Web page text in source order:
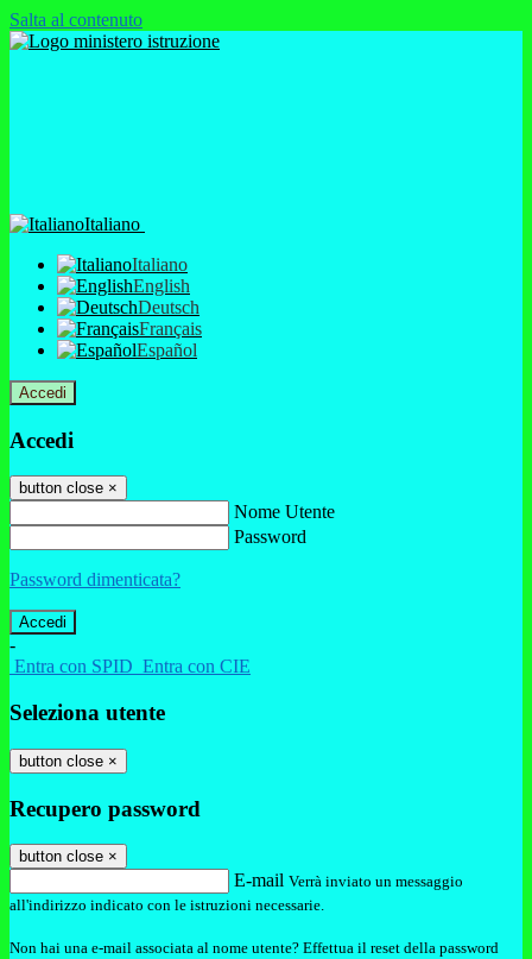
Salta al contenuto
Italiano
Italiano
English
Deutsch
Français
Español
Accedi
Accedi
button close ×
Nome Utente
Password
Password dimenticata?
-
Entra con SPID Entra con CIE
Seleziona utente
button close ×
Recupero password
button close ×
E-mail Verrà inviato un messaggio
all'indirizzo indicato con le istruzioni necessarie.
Non hai una e-mail associata al nome utente? Effettua il reset della password